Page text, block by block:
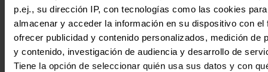
p.ej., su dirección IP, con tecnologías como las cookies para
almacenar y acceder la información en su dispositivo con el
ofrecer publicidad y contenido personalizados, medición de
y contenido, investigación de audiencia y desarrollo de
Tiene la opción de seleccionar quién usa sus datos y con
¿Está resurgiendo el petróleo en
aguas profundas de Nigeria?